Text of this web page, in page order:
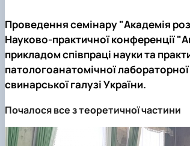
Проведення семінару "Академія
Науково-практичної конференції
прикладом співпраці науки та
патологоанатомічної
свинарської галузі України.
Почалося все з теоретичної частини